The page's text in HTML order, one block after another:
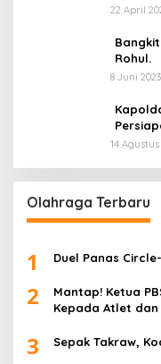
22 April
Rohul.
8 Juni 2023
14 Agustus
Olahraga Terbaru
1 Duel Panas
2
Mantap! Ketua
Kepada Atlet dan
3 Sepak Takraw,